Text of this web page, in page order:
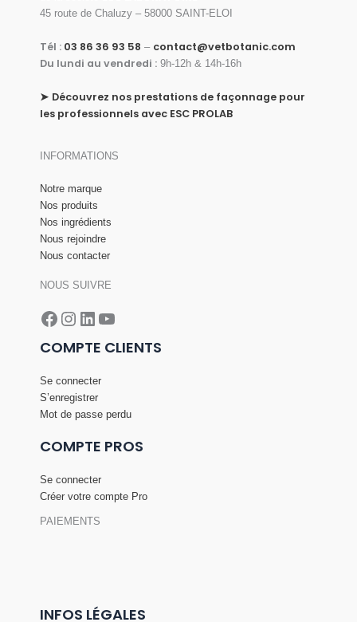
45 route de Chaluzy – 58000 SAINT-ELOI
Tél : 03 86 36 93 58 – contact@vetbotanic.com
Du lundi au vendredi : 9h-12h & 14h-16h
➤ Découvrez nos prestations de façonnage pour
les professionnels avec ESC PROLAB
INFORMATIONS
Notre marque
Nos produits
Nos ingrédients
Nous rejoindre
Nous contacter
NOUS SUIVRE
Facebook
Instagram
LinkedIn
YouTube
COMPTE CLIENTS
Se connecter
S’enregistrer
Mot de passe perdu
COMPTE PROS
Se connecter
Créer votre compte Pro
PAIEMENTS
INFOS LÉGALES